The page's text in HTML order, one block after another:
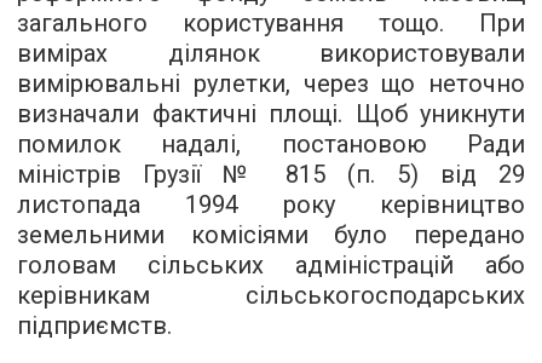
загального користування тощо. При
вимірах ділянок використовували
вимірювальні рулетки, через що неточно
визначали фактичні площі. Щоб уникнути
помилок надалі, постановою Ради
міністрів Грузії № 815 (п. 5) від 29
листопада 1994 року керівництво
земельними комісіями було передано
головам сільських адміністрацій або
керівникам сільськогосподарських
підприємств.